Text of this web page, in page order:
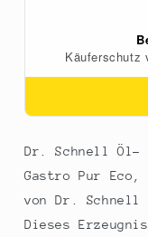
Eco,
Dr. Schnell Öl-
Gastro Pur
von Dr. Schnell
Dieses